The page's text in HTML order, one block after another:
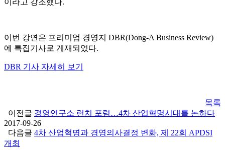
이라고 강조했다.
이번 강연은 프리미엄 경영지 DBR(Dong-A Business Review)
에 특집기사로 게재되었다.
DBR 기사 자세히 보기
목록
이전글 경영연구소 런치 포럼…4차 산업혁명시대를 논하다
2017-09-26
다음글 4차 산업혁명과 경영의사결정 변화, 제 22회 APDSI
개최